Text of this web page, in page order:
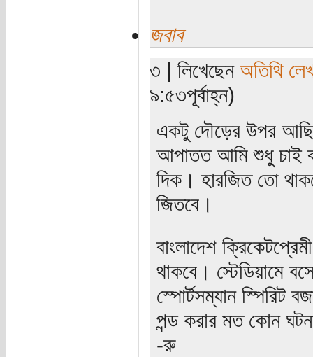
জবাব
৩ | লিখেছেন অতিথি
৯:৫৩পূর্বাহ্ন)
একটু দৌড়ের উপর
আপাতত আমি শুধু চাই
দিক। হারজিত তো
জিতবে।
বাংলাদেশ
থাকবে। স্টেডিয়ামে
স্পোর্টসম্যান স্পিরিট
পন্ড করার মত কোন
-রু